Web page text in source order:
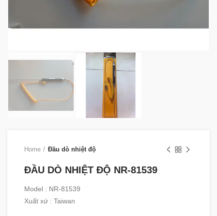
Home Đầu dò nhiệt độ
ĐẦU DÒ NHIỆT ĐỘ NR-81539
Model : NR-81539
Xuất xứ : Taiwan